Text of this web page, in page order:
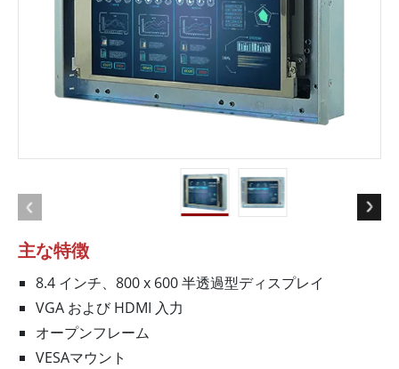
主な特徴
8.4 インチ、800 x 600 半透過型ディスプレイ
VGA および HDMI 入力
オープンフレーム
VESAマウント